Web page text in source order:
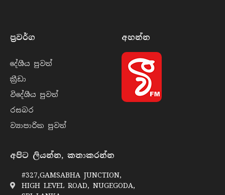
ප්‍රවර්​ග
දේශීය පුව​ත්
ක්‍රී​ඩා
විදේශීය පුව​ත්
රසබ​ර
ව්‍යාපාරික පුව​ත්
අහන්​න
අපිට ලියන්න, කතාකරන්න
#327,GAMSABHA JUNCTION,
HIGH LEVEL ROAD, NUGEGODA,